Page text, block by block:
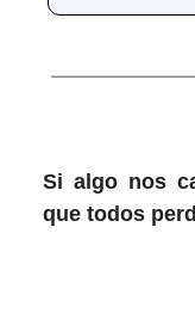
Si algo nos
que todos